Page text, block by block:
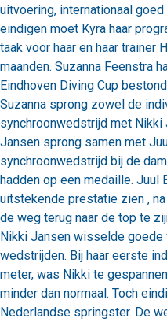
uitvoering, internationaal
eindigen moet Kyra haar
taak voor haar en haar trainer
maanden. Suzanna Feenstra
Eindhoven Diving Cup
Suzanna sprong zowel de
synchroonwedstrijd met
Jansen sprong samen met
synchroonwedstrijd bij de
hadden op een medaille. Juul
uitstekende prestatie zien ,
de weg terug naar de top te
Nikki Jansen wisselde
wedstrijden. Bij haar eerste
meter, was Nikki te
minder dan normaal. Toch
Nederlandse springster. De